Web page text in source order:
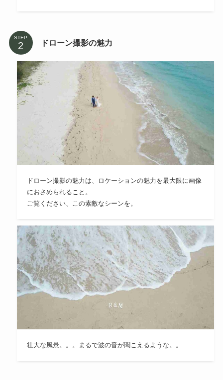
STEP
ドローン撮影の魅力
ドローン撮影の魅力は、ロケーションの魅力を最大限に画像
におさめられること。
ご覧ください、この素敵なシーンを。
壮大な風景。。。まるで波の音が聞こえるような。。